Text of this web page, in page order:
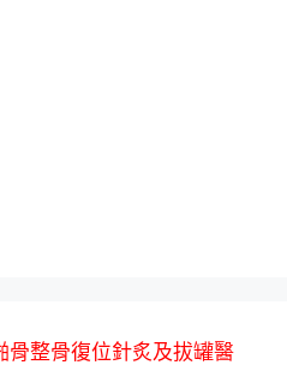
骨整骨復位針炙及拔罐醫